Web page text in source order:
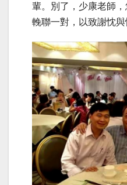
輩。別了，少康老師
輓聯一對，以致謝忱與